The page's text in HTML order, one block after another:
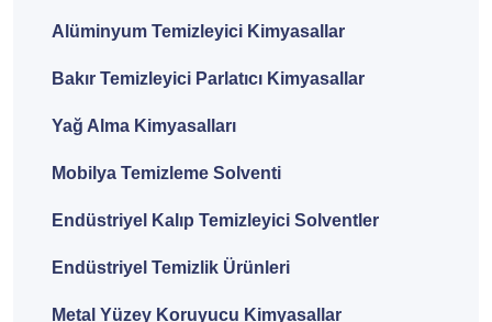
Alüminyum Temizleyici Kimyasallar
Bakır Temizleyici Parlatıcı Kimyasallar
Yağ Alma Kimyasalları
Mobilya Temizleme Solventi
Endüstriyel Kalıp Temizleyici Solventler
Endüstriyel Temizlik Ürünleri
Metal Yüzey Koruyucu Kimyasallar